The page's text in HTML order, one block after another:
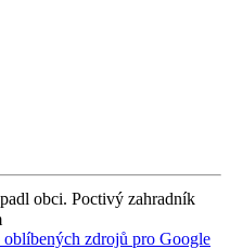
obci. Poctivý zahradník
oblíbených zdrojů pro Google